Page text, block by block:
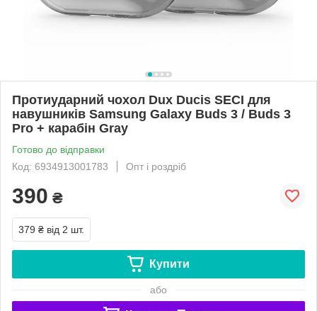
Протиударний чохол Dux Ducis SECI для
навушників Samsung Galaxy Buds 3 / Buds 3
Pro + карабін Gray
Готово до відправки
Код: 6934913001783
Опт і роздріб
390 ₴
379 ₴ від 2 шт.
Купити
або